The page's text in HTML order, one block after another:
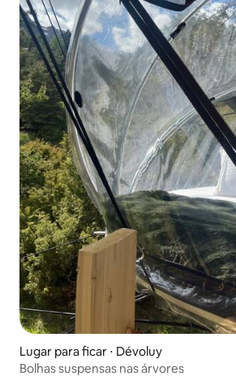
Lugar para ficar ⋅ Dévoluy
Bolhas suspensas nas árvores